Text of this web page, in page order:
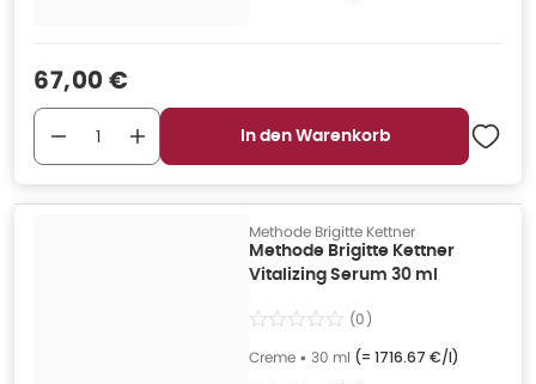
Verkaufspreis
67,00 €
In den Warenkorb
Methode Brigitte Kettner
Methode Brigitte Kettner
Vitalizing Serum 30 ml
(0)
Creme • 30 ml (= 1716.67 €/l)